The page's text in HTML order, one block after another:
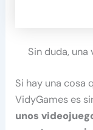
Sin duda, una
Si hay una cosa
VidyGames es
unos